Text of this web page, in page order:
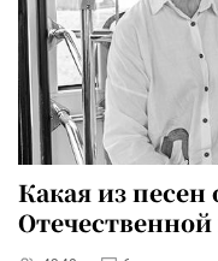
Какая из песен